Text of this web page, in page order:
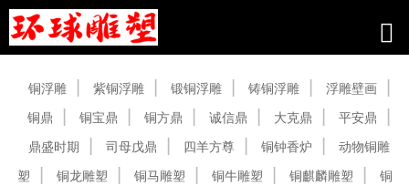
铜浮雕 紫铜浮雕 锻铜浮雕 铸铜浮雕
浮雕壁画
铜鼎
铜宝鼎 铜方鼎 诚信鼎 大克鼎
平安鼎
鼎盛时期
司母戊鼎 四羊方尊 铜钟香炉
动物铜雕
塑
铜龙雕塑 铜马雕塑 铜牛雕塑 铜麒麟雕塑
铜